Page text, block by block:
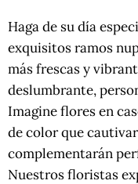
Haga de su día
exquisitos ramos
más frescas y
deslumbrante,
Imagine flores en
de color que
complementarán
Nuestros floristas